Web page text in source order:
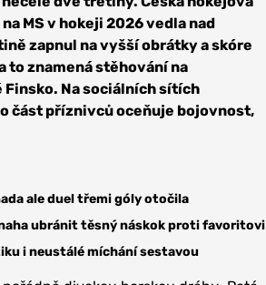
MS v hokeji 2026 vedla nad
zapnul na vyšší obrátky a skóre
to znamená stěhování na
Na sociálních sítích
část příznivců oceňuje bojovnost,
ale duel třemi góly otočila
ubránit těsný náskok proti favoritovi
i neustálé míchání sestavou